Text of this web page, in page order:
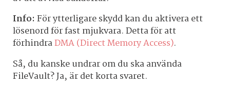
Info: För ytterligare skydd kan du aktivera ett
lösenord för fast mjukvara. Detta för att
förhindraDMA (Direct Memory Access).
Så, du kanske undrar om du ska använda
FileVault? Ja, är det korta svaret.